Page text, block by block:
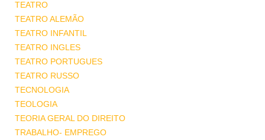
TEATRO
TEATRO ALEMÃO
TEATRO INFANTIL
TEATRO INGLES
TEATRO PORTUGUES
TEATRO RUSSO
TECNOLOGIA
TEOLOGIA
TEORIA GERAL DO DIREITO
TRABALHO- EMPREGO